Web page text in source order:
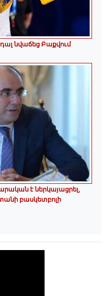
նվաճեց Բաքվում
է ներկայացրել,
բասկետբոլի